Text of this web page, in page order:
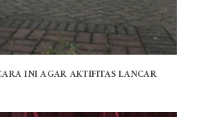
INI AGAR AKTIFITAS LANCAR